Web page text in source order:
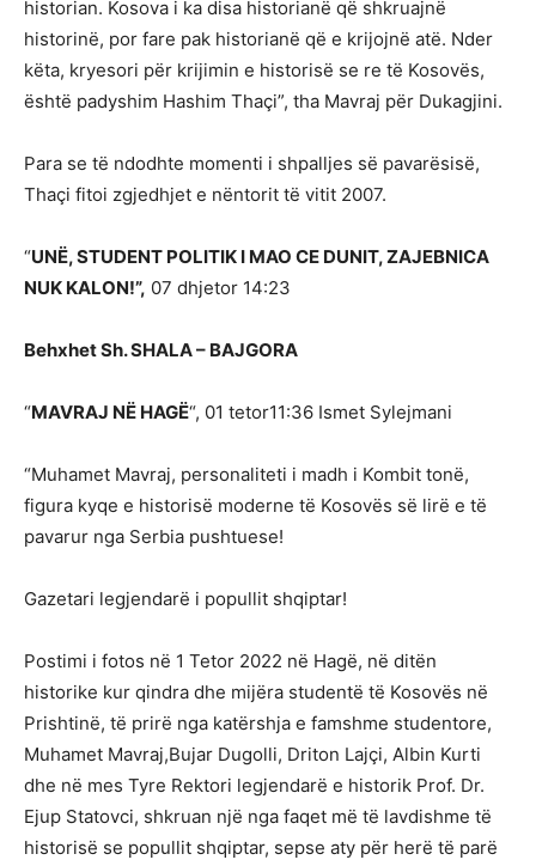
historian. Kosova i ka disa historianë që shkruajnë
historinë, por fare pak historianë që e krijojnë atë. Nder
këta, kryesori për krijimin e historisë se re të Kosovës,
është padyshim Hashim Thaçi”, tha Mavraj për Dukagjini.
Para se të ndodhte momenti i shpalljes së pavarësisë,
Thaçi fitoi zgjedhjet e nëntorit të vitit 2007.
“UNË, STUDENT POLITIK I MAO CE DUNIT, ZAJEBNICA
NUK KALON!”, 07 dhjetor 14:23
Behxhet Sh. SHALA – BAJGORA
“MAVRAJ NË HAGË“, 01 tetor11:36 Ismet Sylejmani
“Muhamet Mavraj, personaliteti i madh i Kombit tonë,
figura kyqe e historisë moderne të Kosovës së lirë e të
pavarur nga Serbia pushtuese!
Gazetari legjendarë i popullit shqiptar!
Postimi i fotos në 1 Tetor 2022 në Hagë, në ditën
historike kur qindra dhe mijëra studentë të Kosovës në
Prishtinë, të prirë nga katërshja e famshme studentore,
Muhamet Mavraj,Bujar Dugolli, Driton Lajçi, Albin Kurti
dhe në mes Tyre Rektori legjendarë e historik Prof. Dr.
Ejup Statovci, shkruan një nga faqet më të lavdishme të
historisë se popullit shqiptar, sepse aty për herë të parë